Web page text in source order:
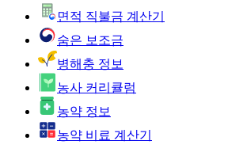
면적 직불금 계산기
숨은 보조금
병해충 정보
농사 커리큘럼
농약 정보
농약 비료 계산기